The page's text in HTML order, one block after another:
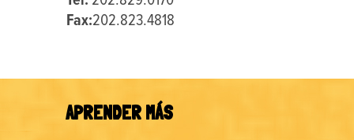
Fax:202.823.4818
APRENDER MÁS